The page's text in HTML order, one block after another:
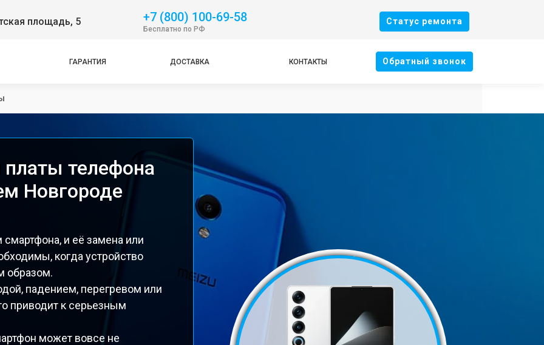
площадь, 5 +7 (800) 100-69-58
Бесплатно по РФ
Cтатус ремонта
ГАРАНТИЯ ДОСТАВКА КОНТАКТЫ Oбратный звонок
телефона
Новгороде
и её замена или
когда устройство
образом.
падением, перегревом или
приводит к серьезным
может вовсе не